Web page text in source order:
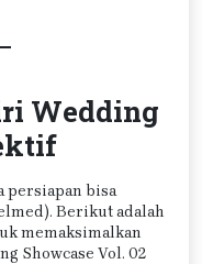
Wedding
persiapan bisa
Berikut adalah
memaksimalkan
Showcase Vol. 02